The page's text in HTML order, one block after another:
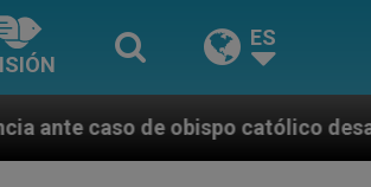
ES
católico desaparecido por la